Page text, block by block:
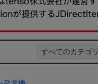
すべてのカテゴリ